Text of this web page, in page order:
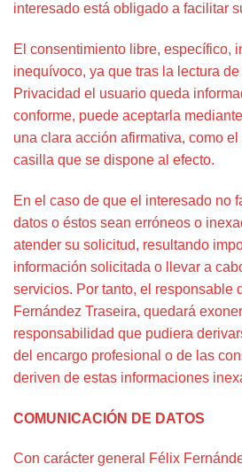
interesado está obligado a facilitar
El consentimiento libre, específico,
inequívoco, ya que tras la lectura
Privacidad el usuario queda
conforme, puede aceptarla
una clara acción afirmativa, como
casilla que se dispone al efecto.
En el caso de que el interesado no
datos o éstos sean erróneos o
atender su solicitud, resultando
información solicitada o llevar a
servicios. Por tanto, el responsable
Fernández Traseira, quedará
responsabilidad que pudiera
del encargo profesional o de las
deriven de estas informaciones
COMUNICACIÓN DE DATOS
Con carácter general Félix